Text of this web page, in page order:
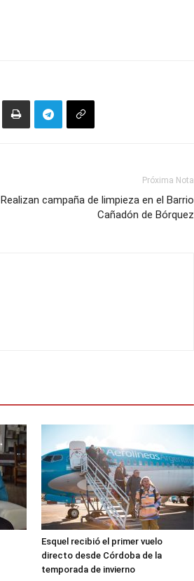
Próxima Nota
Realizan campaña de limpieza en el Barrio
Cañadón de Bórquez
Esquel recibió el primer vuelo
directo desde Córdoba de la
temporada de invierno